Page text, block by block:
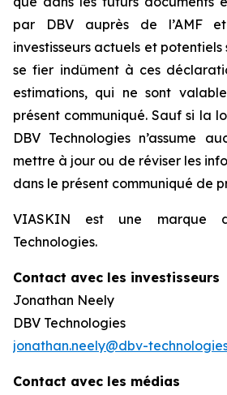
par DBV auprès de l’AMF
investisseurs actuels et potentiels
se fier indûment à ces
estimations, qui ne sont
présent communiqué. Sauf si la
DBV Technologies n’assume
mettre à jour ou de réviser les
dans le présent communiqué de
VIASKIN est une marque
Technologies.
Contact avec les investisseurs
Jonathan Neely
DBV Technologies
jonathan.neely@dbv-
Contact avec les médias